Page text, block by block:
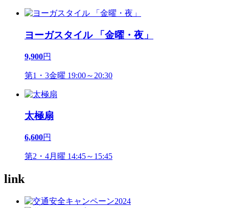
ヨーガスタイル 「金曜・夜」
9,900円
第1・3金曜 19:00～20:30
太極扇
6,600円
第2・4月曜 14:45～15:45
link